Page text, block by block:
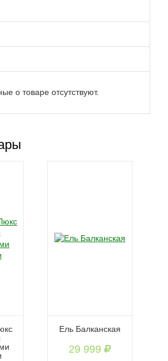
о товаре отсутствуют.
Ель Балканская
29 999